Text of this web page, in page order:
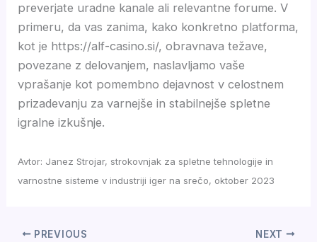
preverjate uradne kanale ali relevantne forume. V
primeru, da vas zanima, kako konkretno platforma,
kot je https://alf-casino.si/, obravnava težave,
povezane z delovanjem, naslavljamo vaše
vprašanje kot pomembno dejavnost v celostnem
prizadevanju za varnejše in stabilnejše spletne
igralne izkušnje.
Avtor: Janez Strojar, strokovnjak za spletne tehnologije in
varnostne sisteme v industriji iger na srečo, oktober 2023
PREVIOUS NEXT